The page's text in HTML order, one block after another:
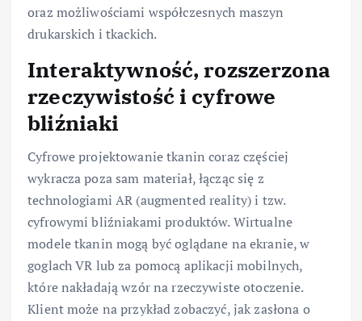
oraz możliwościami współczesnych maszyn
drukarskich i tkackich.
Interaktywność, rozszerzona
rzeczywistość i cyfrowe
bliźniaki
Cyfrowe projektowanie tkanin coraz częściej
wykracza poza sam materiał, łącząc się z
technologiami AR (augmented reality) i tzw.
cyfrowymi bliźniakami produktów. Wirtualne
modele tkanin mogą być oglądane na ekranie, w
goglach VR lub za pomocą aplikacji mobilnych,
które nakładają wzór na rzeczywiste otoczenie.
Klient może na przykład zobaczyć, jak zasłona o